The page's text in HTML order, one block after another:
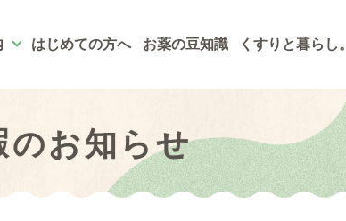
はじめての方へ お薬の豆知識 くすりと暮らし。
お知らせ